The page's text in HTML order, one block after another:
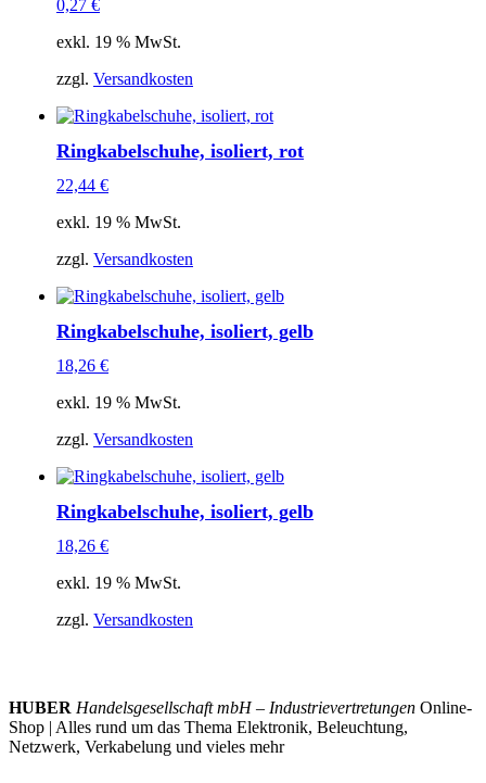
0,27 €
exkl. 19 % MwSt.
zzgl. Versandkosten
Ringkabelschuhe, isoliert, rot
22,44 €
exkl. 19 % MwSt.
zzgl. Versandkosten
Ringkabelschuhe, isoliert, gelb
18,26 €
exkl. 19 % MwSt.
zzgl. Versandkosten
Ringkabelschuhe, isoliert, gelb
18,26 €
exkl. 19 % MwSt.
zzgl. Versandkosten
HUBER Handelsgesellschaft mbH – Industrievertretungen Online-
Shop | Alles rund um das Thema Elektronik, Beleuchtung,
Netzwerk, Verkabelung und vieles mehr